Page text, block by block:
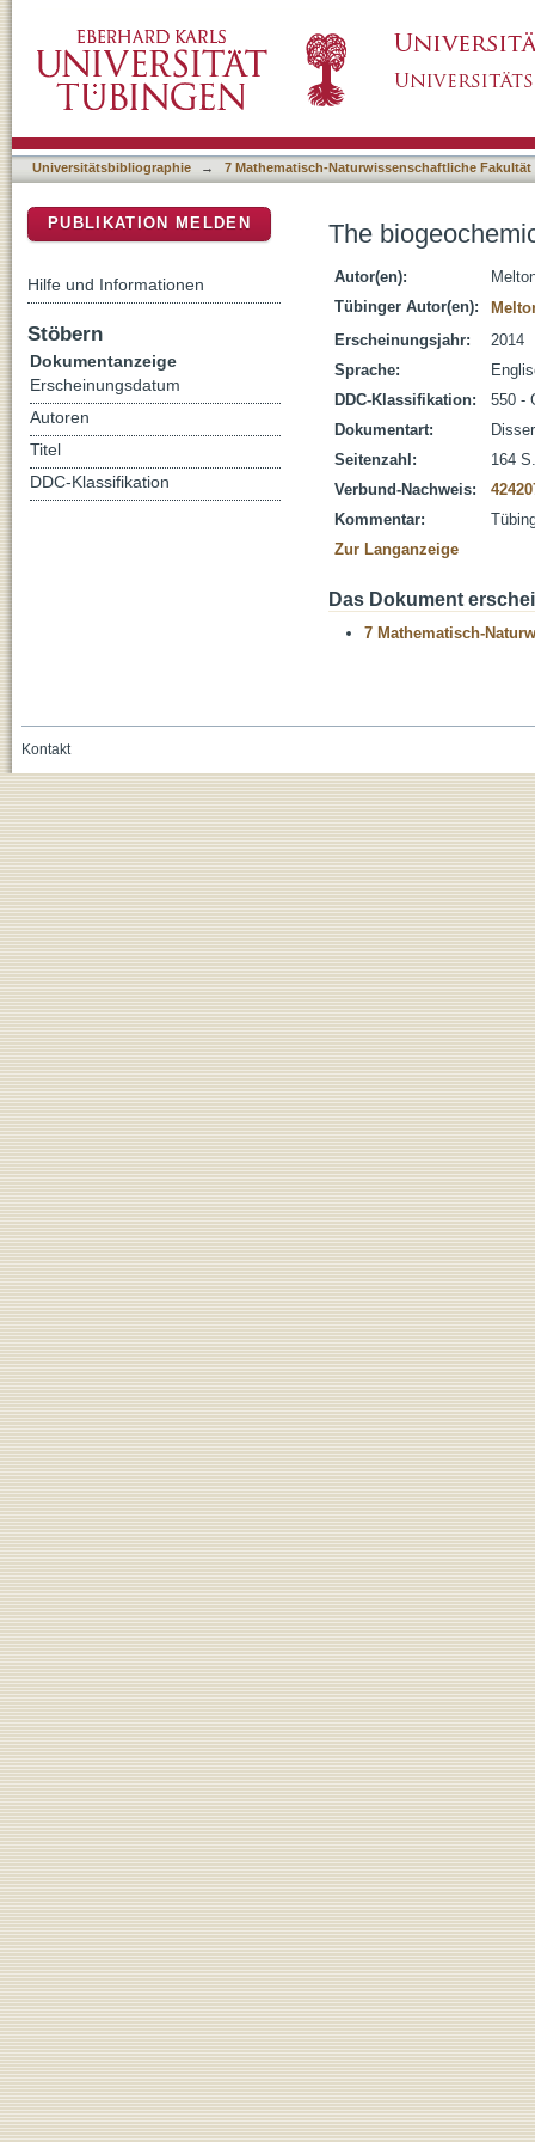
Universitätsbibliographie → 7 Mathematisch-Naturwissenschaftliche Fakultät
The
Autor(en):
Tübinger Autor(en):
Erscheinungsjahr:
2014
Sprache:
DDC-Klassifikation:
550 -
Dokumentart:
Seitenzahl:
164
Verbund-Nachweis:
Kommentar:
Zur Langanzeige
Das Dokument
7 Mathematisch-
PUBLIKATION MELDEN
Hilfe und Informationen
Stöbern
Dokumentanzeige
Erscheinungsdatum
Autoren
Titel
DDC-Klassifikation
Kontakt